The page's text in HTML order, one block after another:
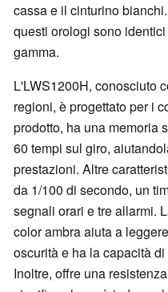
cassa e il cinturino
questi orologi sono
gamma.
L'LWS1200H, conosciuto
regioni, è progettato per i
prodotto, ha una memoria
60 tempi sul giro,
prestazioni. Altre
da 1/100 di secondo, un
segnali orari e tre allarmi.
color ambra aiuta a
oscurità e ha la capacità
Inoltre, offre una